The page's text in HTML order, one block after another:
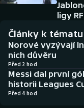
Biatlon
Boby a skeleton
Box
Historické návraty
Aplikace ČT sport
AZ kvíz
ligy
Články k tématu
Norové vyzývají
nich důvěru
Před 2 hod
Messi dal první
historii Leagues
Před 4 hod